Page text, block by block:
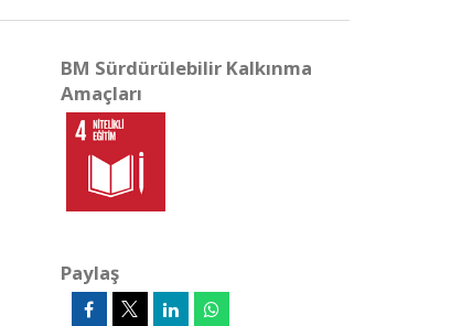
BM Sürdürülebilir Kalkınma
Amaçları
Paylaş